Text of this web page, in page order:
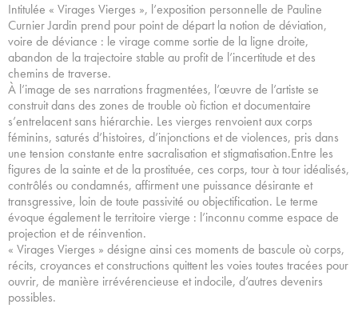
Intitulée « Virages Vierges », l’exposition personnelle de Pauline
Curnier Jardin prend pour point de départ la notion de déviation,
voire de déviance : le virage comme sortie de la ligne droite,
abandon de la trajectoire stable au profit de l’incertitude et des
chemins de traverse.
À l’image de ses narrations fragmentées, l’œuvre de l’artiste se
construit dans des zones de trouble où fiction et documentaire
s’entrelacent sans hiérarchie. Les vierges renvoient aux corps
féminins, saturés d’histoires, d’injonctions et de violences, pris dans
une tension constante entre sacralisation et stigmatisation.Entre les
figures de la sainte et de la prostituée, ces corps, tour à tour idéalisés,
contrôlés ou condamnés, affirment une puissance désirante et
transgressive, loin de toute passivité ou objectification. Le terme
évoque également le territoire vierge : l’inconnu comme espace de
projection et de réinvention.
« Virages Vierges » désigne ainsi ces moments de bascule où corps,
récits, croyances et constructions quittent les voies toutes tracées pour
ouvrir, de manière irrévérencieuse et indocile, d’autres devenirs
possibles.